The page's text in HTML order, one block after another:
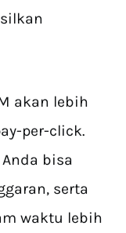
akan lebih
per-click.
bisa
serta
waktu lebih